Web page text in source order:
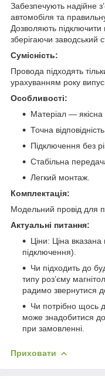
Забезпечують надійне
автомобіля та
Дозволяють підключити
зберігаючи заводський
Сумісність:
Провода підходять
урахуванням року
Особливості:
Матеріал — якісна
Точна
Підключення без
Стабільна
Легкий монтаж.
Комплектація:
Модельний провід для
Актуальні питання:
Ціни: Ціна вказана
підключення).
Чи підходить до
типу роз’єму
радимо звернутися
Чи потрібно щось
може знадобитися
при замовленні.
Приховати